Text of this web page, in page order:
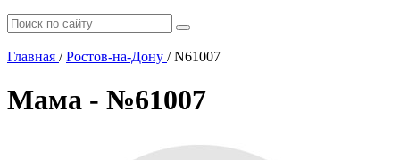
Главная / Ростов-на-Дону /N61007
Мама - №61007